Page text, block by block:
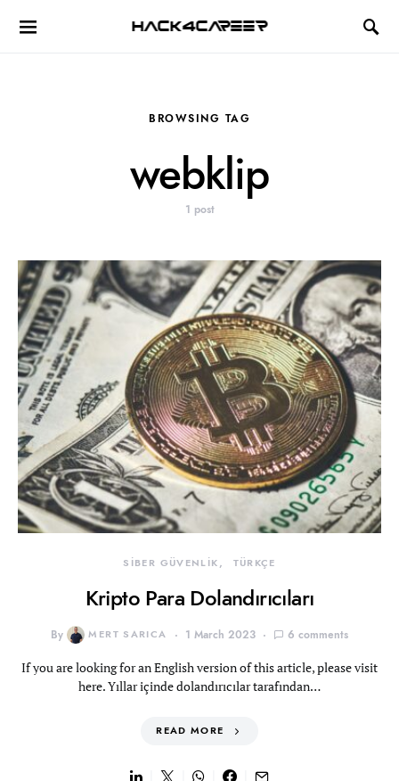
Hack4Career
BROWSING TAG
webklip
1 post
SİBER GÜVENLİK TÜRKÇE
Kripto Para Dolandırıcıları
By MERT SARICA 1 March 2023 6 comments
If you are looking for an English version of this article, please visit
here. Yıllar içinde dolandırıcılar tarafından…
READ MORE